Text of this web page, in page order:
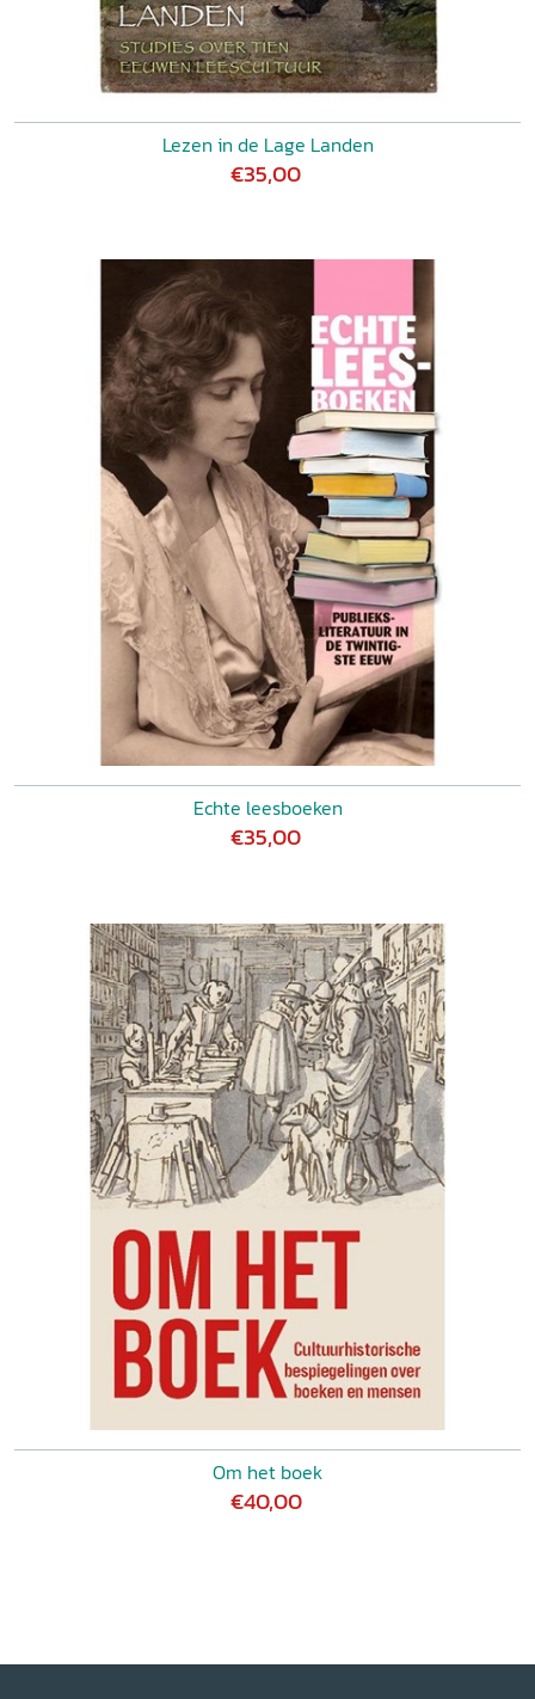
Lezen in de Lage Landen
€35,00
Echte leesboeken
€35,00
Om het boek
€40,00